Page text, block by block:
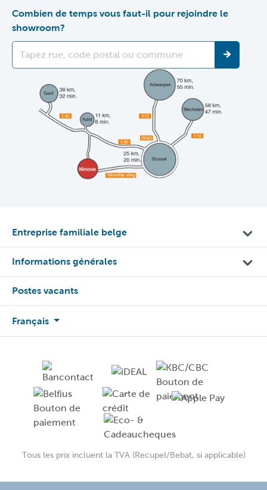
Combien de temps vous faut-il pour rejoindre le
showroom?
Entreprise familiale belge
Informations générales
Postes vacants
Français
Tous les prix incluent la TVA (Recupel/Bebat, si applicable)